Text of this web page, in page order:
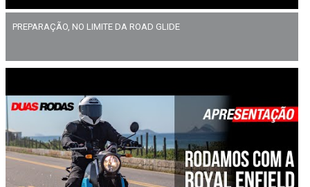
PREPARAÇÃO, NO LIMITE DA ROAD GLIDE